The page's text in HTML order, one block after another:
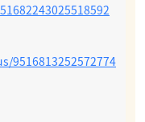
9516813252572774